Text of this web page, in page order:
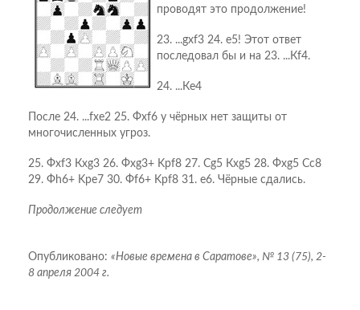
проводят это продолжение!
23. ...gxf3 24. e5! Этот ответ
последовал бы и на 23. ...Кf4.
24. ...Кe4
После 24. ...fхе2 25. Фхf6 у чёрных нет защиты от
многочисленных угроз.
25. Фxf3 Кxg3 26. Фxg3+ Kрf8 27. Сg5 Кxg5 28. Фxg5 Сc8
29. Фh6+ Kрe7 30. Фf6+ Kрf8 31. e6. Чёрные сдались.
Продолжение следует
Опубликовано: «Новые времена в Саратове», № 13 (75), 2-
8 апреля 2004 г.